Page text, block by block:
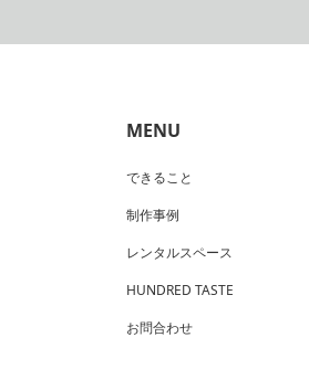
MENU
できること
制作事例
レンタルスペース
HUNDRED TASTE
お問合わせ